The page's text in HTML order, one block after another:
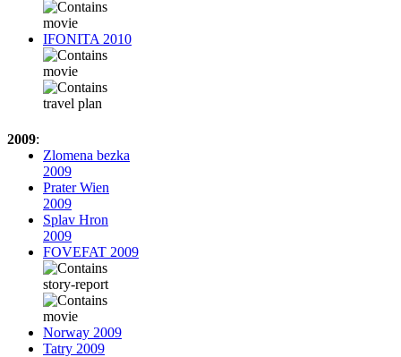
IFONITA 2010
2009:
Zlomena bezka
2009
Prater Wien
2009
Splav Hron
2009
FOVEFAT 2009
Norway 2009
Tatry 2009